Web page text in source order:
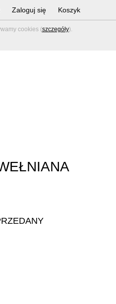
cookies (szczegóły).
Zaloguj się Koszyk